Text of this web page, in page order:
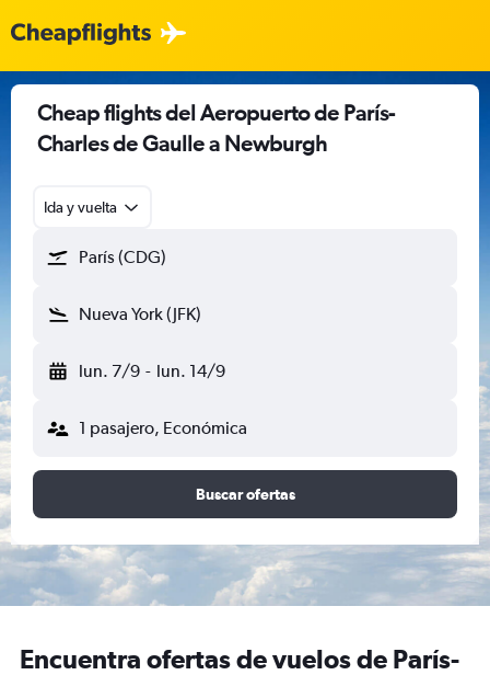
Cheap flights del Aeropuerto de París-
Charles de Gaulle a Newburgh
Ida y vuelta
París (CDG)
Nueva York (JFK)
lun. 7/9 - lun. 14/9
1 pasajero, Económica
Buscar ofertas
Encuentra ofertas de vuelos de París-